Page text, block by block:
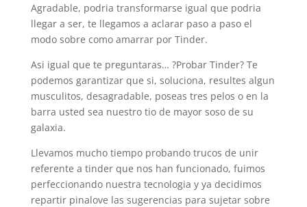
Agradable, podri­a transformarse igual que podri­a
llegar a ser, te llegamos a aclarar paso a paso el
modo sobre como amarrar por Tinder.
Asi­ igual que te preguntaras… ?Probar Tinder? Te
podemos garantizar que si, soluciona, resultes algun
musculitos, desagradable, poseas tres pelos o en la
barra usted sea nuestro tio de mayor soso de su
galaxia.
Llevamos mucho tiempo probando trucos de unir
referente a tinder que nos han funcionado, fuimos
perfeccionando nuestra tecnologia y ya decidimos
repartir pinalove las sugerencias para sujetar sobre